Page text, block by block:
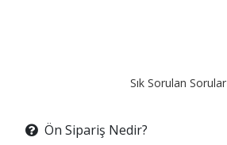
Sık Sorulan Sorular
Ön Sipariş Nedir?